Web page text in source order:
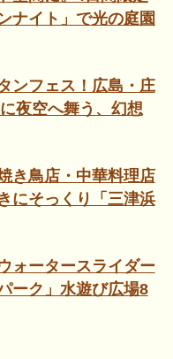
ナイト」で光の庭園
ンフェス！広島・庄
夜空へ舞う、幻想
き鳥店・中華料理店
にそっくり「三津浜
ォータースライダー
ーク」水遊び広場8